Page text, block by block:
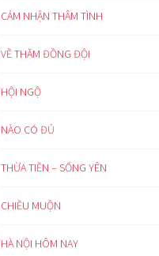
CẢM NHẬN THÂM TÌNH
VỀ THĂM ĐỒNG ĐỘI
HỘI NGỘ
NÀO CÓ ĐỦ
THỪA TIỀN – SỐNG YÊN
CHIỀU MUỘN
HÀ NỘI HÔM NAY